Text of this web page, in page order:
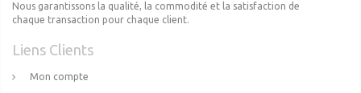
Nous garantissons la qualité, la commodité et la satisfaction de
chaque transaction pour chaque client.
Liens Clients
Mon compte